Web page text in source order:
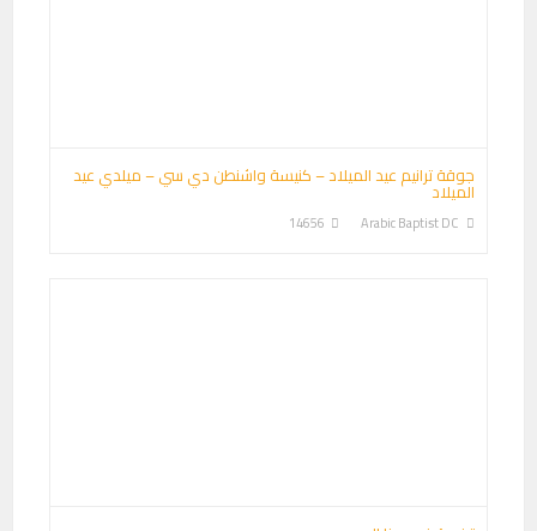
جوقة ترانيم عيد الميلاد – كنيسة واشنطن دي سي – ميلدي عيد
الميلاد
Arabic Baptist DC
14656